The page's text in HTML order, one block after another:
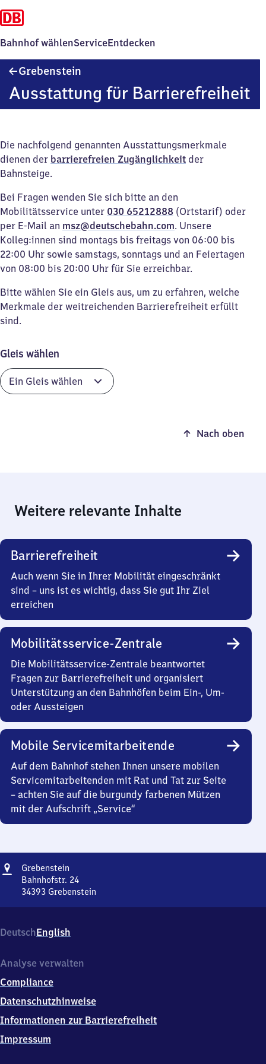
Bahnhof wählenServiceEntdecken
Grebenstein
Ausstattung für Barrierefreiheit
Die nachfolgend genannten Ausstattungsmerkmale
dienen der barrierefreien Zugänglichkeit der
Bahnsteige.
Bei Fragen wenden Sie sich bitte an den
Mobilitätsservice unter 030 65212888 (Ortstarif) oder
per E-Mail an msz@deutschebahn.com. Unsere
Kolleg:innen sind montags bis freitags von 06:00 bis
22:00 Uhr sowie samstags, sonntags und an Feiertagen
von 08:00 bis 20:00 Uhr für Sie erreichbar.
Bitte wählen Sie ein Gleis aus, um zu erfahren, welche
Merkmale der weitreichenden Barrierefreiheit erfüllt
sind.
Gleis wählen
Nach oben
Weitere relevante Inhalte
Barrierefreiheit
Auch wenn Sie in Ihrer Mobilität eingeschränkt
sind – uns ist es wichtig, dass Sie gut Ihr Ziel
erreichen
Mobilitätsservice-Zentrale
Die Mobilitätsservice-Zentrale beantwortet
Fragen zur Barrierefreiheit und organisiert
Unterstützung an den Bahnhöfen beim Ein-, Um-
oder Aussteigen
Mobile Servicemitarbeitende
Auf dem Bahnhof stehen Ihnen unsere mobilen
Servicemitarbeitenden mit Rat und Tat zur Seite
– achten Sie auf die burgundy farbenen Mützen
mit der Aufschrift „Service“
Adresse
Grebenstein
Bahnhofstr. 24
34393 Grebenstein
24,
3
3
3
Grebenstein
DeutschEnglish
Analyse verwalten
Compliance
Datenschutzhinweise
Informationen zur Barrierefreiheit
Impressum